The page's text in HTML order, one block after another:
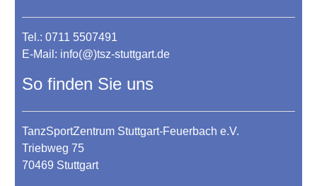
Tel.: 0711 5507491
E-Mail: info(@)tsz-stuttgart.de
So finden Sie uns
TanzSportZentrum Stuttgart-Feuerbach e.V.
Triebweg 75
70469 Stuttgart